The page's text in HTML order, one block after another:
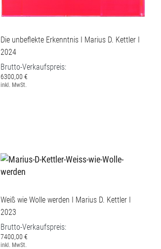
Die unbeflekte Erkenntnis I Marius D. Kettler I
2024
Brutto-Verkaufspreis:
6300,00 €
inkl. MwSt.
Weiß wie Wolle werden I Marius D. Kettler I
2023
Brutto-Verkaufspreis:
7400,00 €
inkl. MwSt.